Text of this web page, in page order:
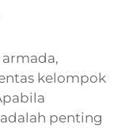
kelompok
penting